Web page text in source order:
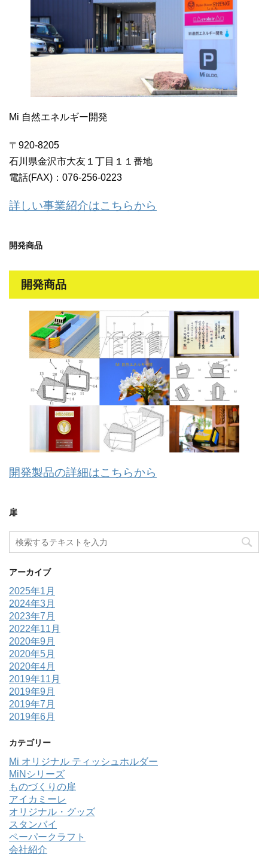
Mi 自然エネルギー開発
〒920-8205
石川県金沢市大友１丁目１１番地
電話(FAX)：076-256-0223
詳しい事業紹介はこちらから
開発商品
開発商品
開発製品の詳細はこちらから
扉
アーカイブ
2025年1月
2024年3月
2023年7月
2022年11月
2020年9月
2020年5月
2020年4月
2019年11月
2019年9月
2019年7月
2019年6月
カテゴリー
Mi オリジナル ティッシュホルダー
MiNシリーズ
ものづくりの扉
アイカミーレ
オリジナル・グッズ
スタンバイ
ペーパークラフト
会社紹介